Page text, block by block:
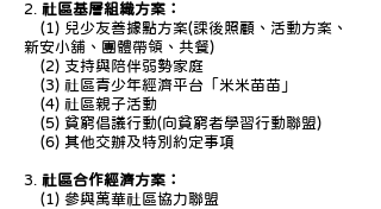
2.
社區基層組織方案：
(1) 兒少友善據點方案(課後照顧、活動方案、
新安小舖、團體帶領、共餐)
(2) 支持與陪伴弱勢家庭
(3) 社區青少年經濟平台「米米苗苗」
(4) 社區親子活動
(5) 貧窮倡議行動(向貧窮者學習行動聯盟)
(6) 其他交辦及特別約定事項
3.
社區合作經濟方案：
(1) 參與萬華社區協力聯盟